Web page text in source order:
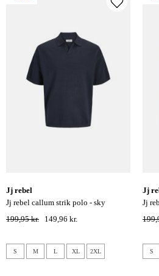
jj rebel
jj rebel callum strik polo - sky
captain
199,95 kr. 149,96 kr.
S M L XL 2XL
jj
jj rebel sharp chino shorts - olive
S